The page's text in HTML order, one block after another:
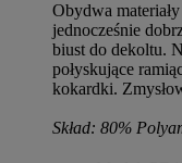
Obydwa
jednocześnie
biust do dekoltu.
połyskujące
kokardki.
Skład: 80%